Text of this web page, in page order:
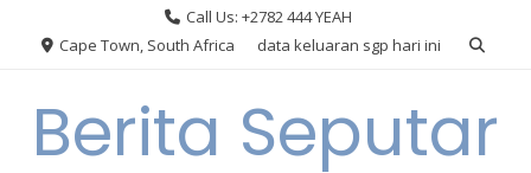
Call Us: +2782 444 YEAH
Cape Town, South Africa
data keluaran sgp hari ini
Berita Seputar